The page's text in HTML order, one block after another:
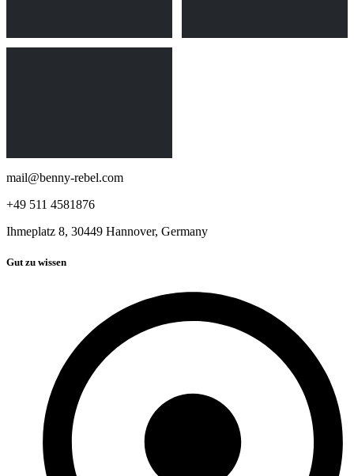
mail@benny-rebel.com
+49 511 4581876
Ihmeplatz 8, 30449 Hannover, Germany
Gut zu wissen